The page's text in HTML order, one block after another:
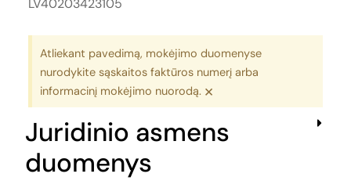
LV40203423105
Atliekant pavedimą, mokėjimo duomenyse
nurodykite sąskaitos faktūros numerį arba
informacinį mokėjimo nuorodą. ×
Juridinio asmens
duomenys